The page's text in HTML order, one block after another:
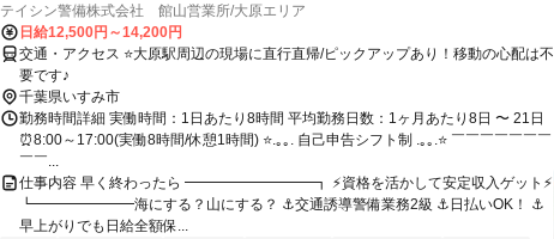
テイシン警備株式会社 館山営業所/大原エリア
日給12,500円～14,200円
交通・アクセス ⭐大原駅周辺の現場に直行直帰/ピックアップあり！移動の心配は不
要です♪
千葉県いすみ市
勤務時間詳細 実働時間：1日あたり8時間 平均勤務日数：1ヶ月あたり8日 〜 21日
⏰8:00～17:00(実働8時間/休憩1時間) ⭐.｡｡. 自己申告シフト制 .｡｡.⭐ ￣￣￣￣￣￣￣
￣￣...
仕事内容 早く終わったら ━━━━━━━━━┓ ⚡資格を活かして安定収入ゲット⚡
┗━━━━━━━海にする？山にする？ ⚓交通誘導警備業務2級 ⚓日払いOK！ ⚓
早上がりでも日給全額保...